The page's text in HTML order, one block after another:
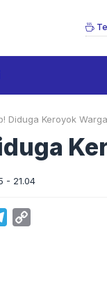
Diduga Keroyok Warga
- 21.04
Telegram